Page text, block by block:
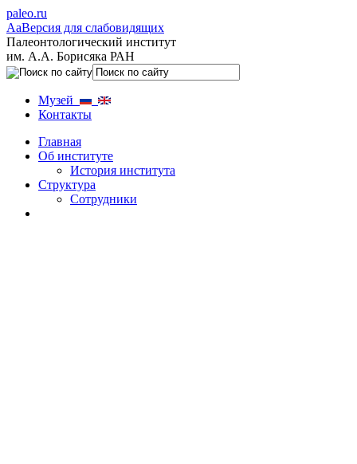
paleo.ru
AaВерсия для слабовидящих
Палеонтологический институт
им. А.А. Борисяка РАН
Музей
Контакты
Главная
Об институте
История института
Структура
Сотрудники